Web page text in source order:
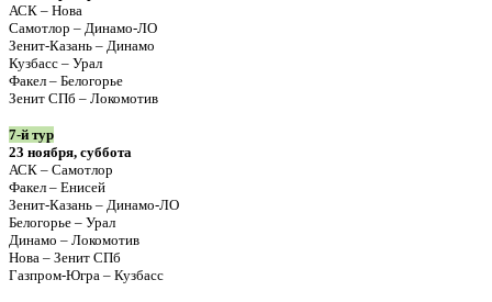
АСК – Нова
Самотлор – Динамо-ЛО
Зенит-Казань – Динамо
Кузбасс – Урал
Факел – Белогорье
Зенит СПб – Локомотив
7-й тур
23 ноября, суббота
АСК – Самотлор
Факел – Енисей
Зенит-Казань – Динамо-ЛО
Белогорье – Урал
Динамо – Локомотив
Нова – Зенит СПб
Газпром-Югра – Кузбасс